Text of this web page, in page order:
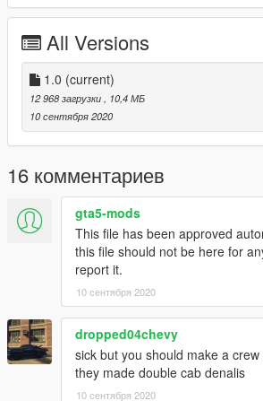
This takes a lot of time, you can support
Drink throughPaypalORPatreonAnd
upcoming mods will be also provided.
OR'
To get access too ALL of my UNLOCKED
Public Post.
Credits
- BLENDER (Work Place)
- DesireFX
All Versions
1.0 (current)
12 968 загрузки, 10,4 МБ
10 сентября 2020
16 комментариев
gta5-mods
This file has been approved
this file should not be here for
report it.
10 сентября 2020
dropped04chevy
sick but you should make a
they made double cab denalis
10 сентября 2020